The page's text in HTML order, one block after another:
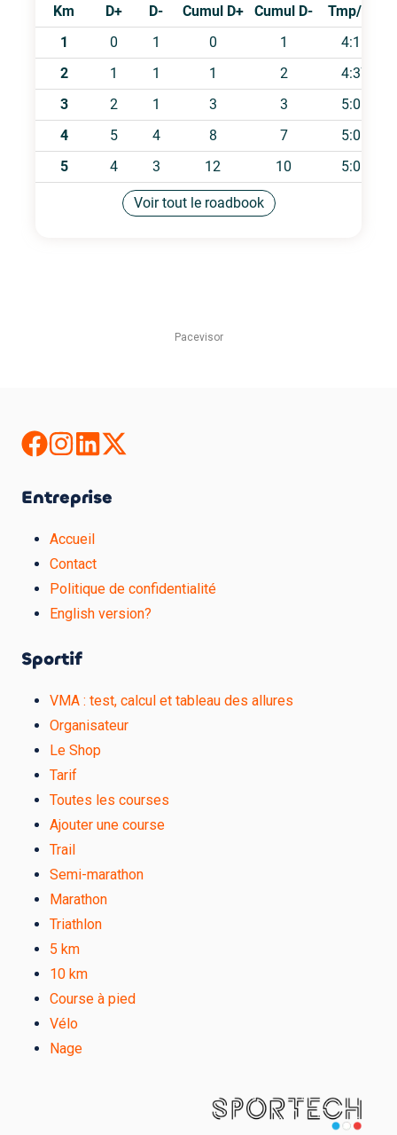
Pacevisor
Entreprise
Accueil
Contact
Politique de confidentialité
English version?
Sportif
VMA : test, calcul et tableau des allures
Organisateur
Le Shop
Tarif
Toutes les courses
Ajouter une course
Trail
Semi-marathon
Marathon
Triathlon
5 km
10 km
Course à pied
Vélo
Nage